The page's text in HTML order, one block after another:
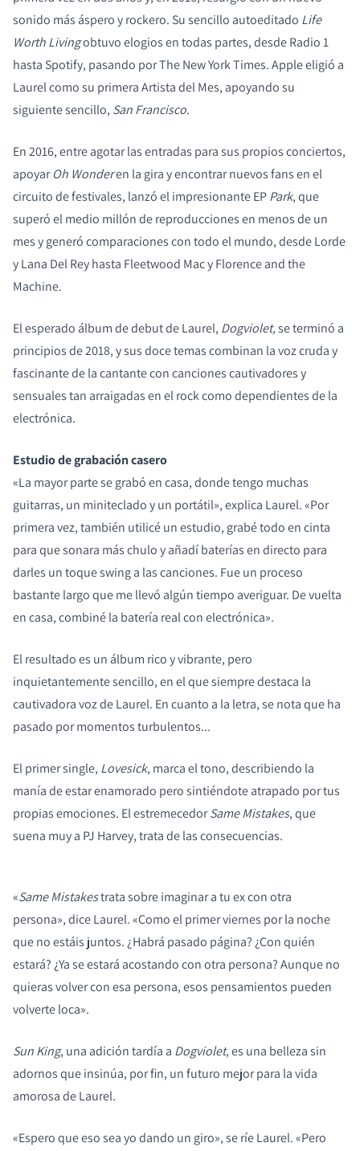
sonido más áspero y rockero. Su sencillo autoeditado Life
Worth Livingobtuvo elogios en todas partes, desde Radio 1
hasta Spotify, pasando por The New York Times. Apple eligió a
Laurel como su primera Artista del Mes, apoyando su
siguiente sencillo, San Francisco.
En 2016, entre agotar las entradas para sus propios conciertos,
apoyarOh Wonderen la gira y encontrar nuevos fans en el
circuito de festivales, lanzó el impresionante EPPark, que
superó el medio millón de reproducciones en menos de un
mes y generó comparaciones con todo el mundo, desde Lorde
y Lana Del Rey hasta Fleetwood Mac y Florence and the
Machine.
El esperado álbum de debut de Laurel, Dogviolet,se terminó a
principios de 2018, y sus doce temas combinan la voz cruda y
fascinante de la cantante con canciones cautivadores y
sensuales tan arraigadas en el rock como dependientes de la
electrónica.
Estudio de grabación casero
«La mayor parte se grabó en casa, donde tengo muchas
guitarras, un miniteclado y un portátil», explica Laurel. «Por
primera vez, también utilicé un estudio, grabé todo en cinta
para que sonara más chulo y añadí baterías en directo para
darles un toque swing a las canciones. Fue un proceso
bastante largo que me llevó algún tiempo averiguar. De vuelta
en casa, combiné la batería real con electrónica».
El resultado es un álbum rico y vibrante, pero
inquietantemente sencillo, en el que siempre destaca la
cautivadora voz de Laurel. En cuanto a la letra, se nota que ha
pasado por momentos turbulentos...
El primer single, Lovesick, marca el tono, describiendo la
manía de estar enamorado pero sintiéndote atrapado por tus
propias emociones. El estremecedorSame Mistakes, que
suena muy a PJ Harvey, trata de las consecuencias.
«Same Mistakestrata sobre imaginar a tu ex con otra
persona», dice Laurel. «Como el primer viernes por la noche
que no estáis juntos. ¿Habrá pasado página? ¿Con quién
estará? ¿Ya se estará acostando con otra persona? Aunque no
quieras volver con esa persona, esos pensamientos pueden
volverte loca».
Sun King, una adición tardía a Dogviolet, es una belleza sin
adornos que insinúa, por fin, un futuro mejor para la vida
amorosa de Laurel.
«Espero que eso sea yo dando un giro», se ríe Laurel. «Pero
COMPARAR PRODUCTOS